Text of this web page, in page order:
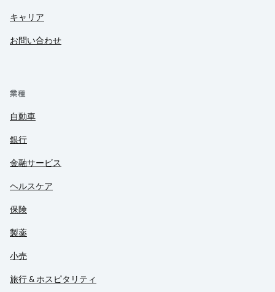
キャリア
お問い合わせ
業種
自動車
銀行
金融サービス
ヘルスケア
保険
製薬
小売
旅行 & ホスピタリティ